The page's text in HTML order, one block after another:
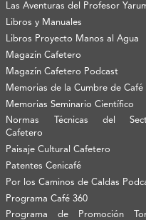
Las Aventuras del Profesor
Libros y Manuales
Libros Proyecto Manos al Agua
Magazín Cafetero
Magazín Cafetero Podcast
Memorias de la Cumbre de Café
Memorias Seminario Científico
Normas Técnicas del
Cafetero
Paisaje Cultural Cafetero
Patentes Cenicafé
Por los Caminos de Caldas
Programa Café 360
Programa de Promoción